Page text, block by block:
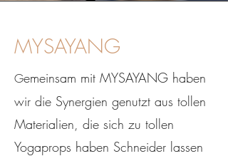
MYSAYANG
Gemeinsam mit MYSAYANG haben
wir die Synergien genutzt aus tollen
Materialien, die sich zu tollen
Yogaprops haben Schneider lassen